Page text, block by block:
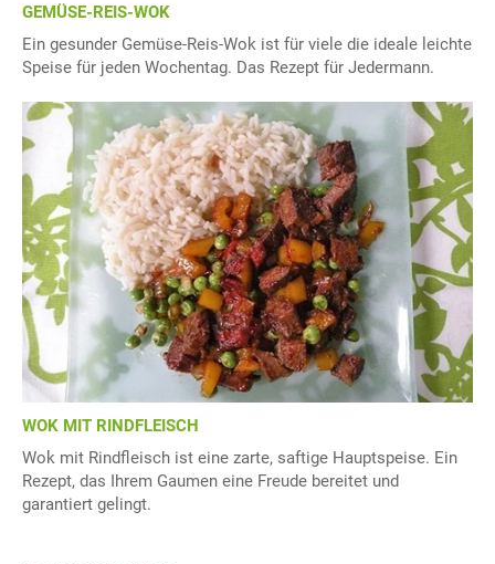
GEMÜSE-REIS-WOK
Ein gesunder Gemüse-Reis-Wok ist für viele die ideale leichte
Speise für jeden Wochentag. Das Rezept für Jedermann.
WOK MIT RINDFLEISCH
Wok mit Rindfleisch ist eine zarte, saftige Hauptspeise. Ein
Rezept, das Ihrem Gaumen eine Freude bereitet und
garantiert gelingt.